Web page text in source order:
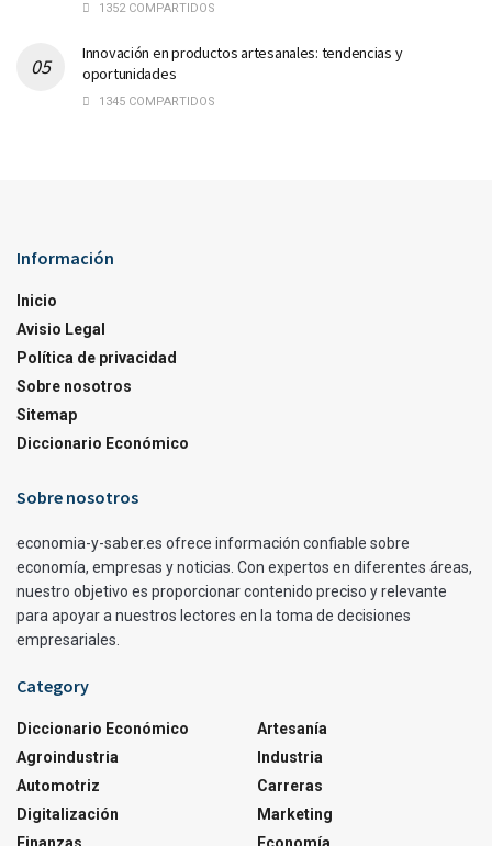
1352 COMPARTIDOS
Innovación en productos artesanales: tendencias y
oportunidades
1345 COMPARTIDOS
Información
Inicio
Avisio Legal
Política de privacidad
Sobre nosotros
Sitemap
Diccionario Económico
Sobre nosotros
economia-y-saber.es ofrece información confiable sobre
economía, empresas y noticias. Con expertos en diferentes áreas,
nuestro objetivo es proporcionar contenido preciso y relevante
para apoyar a nuestros lectores en la toma de decisiones
empresariales.
Category
Diccionario Económico
Agroindustria
Automotriz
Digitalización
Artesanía
Industria
Carreras
Marketing